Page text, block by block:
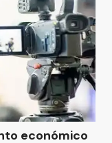
económico